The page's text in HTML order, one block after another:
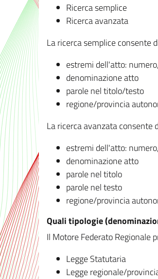
Ricerca semplice
Ricerca avanzata
La ricerca semplice consente
estremi dell'atto:
denominazione atto
parole nel titolo/testo
regione/provincia
La ricerca avanzata
estremi dell'atto:
denominazione atto
parole nel titolo
parole nel testo
regione/provincia
Quali tipologie
Il Motore Federato Regionale
Legge Statutaria
Legge regionale/